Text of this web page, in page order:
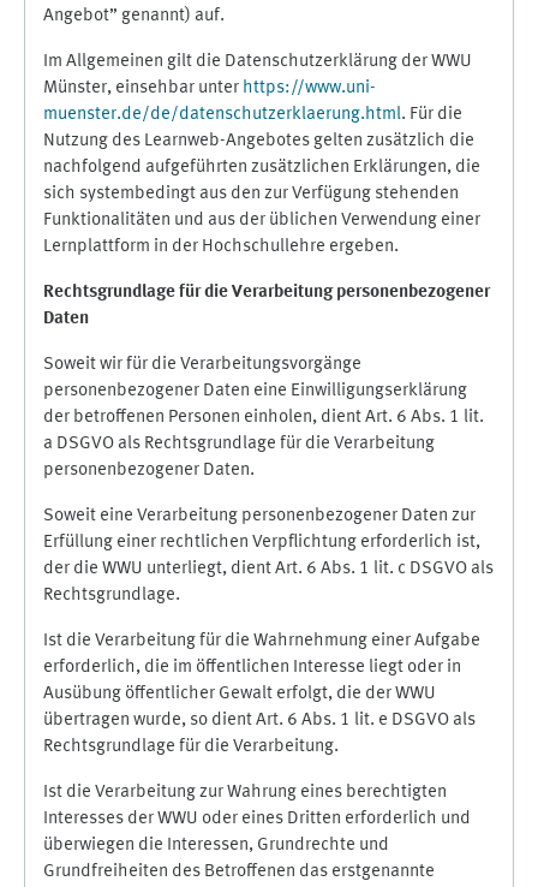
Angebot” genannt) auf.
Im Allgemeinen gilt die Datenschutzerklärung der WWU
Münster, einsehbar unter https://www.uni-
muenster.de/de/datenschutzerklaerung.html. Für die
Nutzung des Learnweb-Angebotes gelten zusätzlich die
nachfolgend aufgeführten zusätzlichen Erklärungen, die
sich systembedingt aus den zur Verfügung stehenden
Funktionalitäten und aus der üblichen Verwendung einer
Lernplattform in der Hochschullehre ergeben.
Rechtsgrundlage für die Verarbeitung personenbezogener
Daten
Soweit wir für die Verarbeitungsvorgänge
personenbezogener Daten eine Einwilligungserklärung
der betroffenen Personen einholen, dient Art. 6 Abs. 1 lit.
a DSGVO als Rechtsgrundlage für die Verarbeitung
personenbezogener Daten.
Soweit eine Verarbeitung personenbezogener Daten zur
Erfüllung einer rechtlichen Verpflichtung erforderlich ist,
der die WWU unterliegt, dient Art. 6 Abs. 1 lit. c DSGVO als
Rechtsgrundlage.
Ist die Verarbeitung für die Wahrnehmung einer Aufgabe
erforderlich, die im öffentlichen Interesse liegt oder in
Ausübung öffentlicher Gewalt erfolgt, die der WWU
übertragen wurde, so dient Art. 6 Abs. 1 lit. e DSGVO als
Rechtsgrundlage für die Verarbeitung.
Ist die Verarbeitung zur Wahrung eines berechtigten
Interesses der WWU oder eines Dritten erforderlich und
überwiegen die Interessen, Grundrechte und
Grundfreiheiten des Betroffenen das erstgenannte